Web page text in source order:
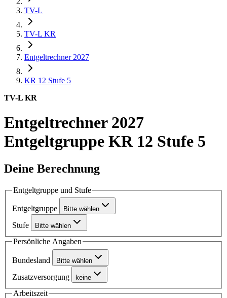
TV-L
TV-L KR
Entgeltrechner 2027
KR 12 Stufe 5
TV-L KR
Entgeltrechner 2027
Entgeltgruppe KR 12 Stufe 5
Deine Berechnung
Entgeltgruppe und Stufe
Entgeltgruppe Bitte wählen
Stufe Bitte wählen
Persönliche Angaben
Bundesland Bitte wählen
Zusatzversorgung keine
Arbeitszeit